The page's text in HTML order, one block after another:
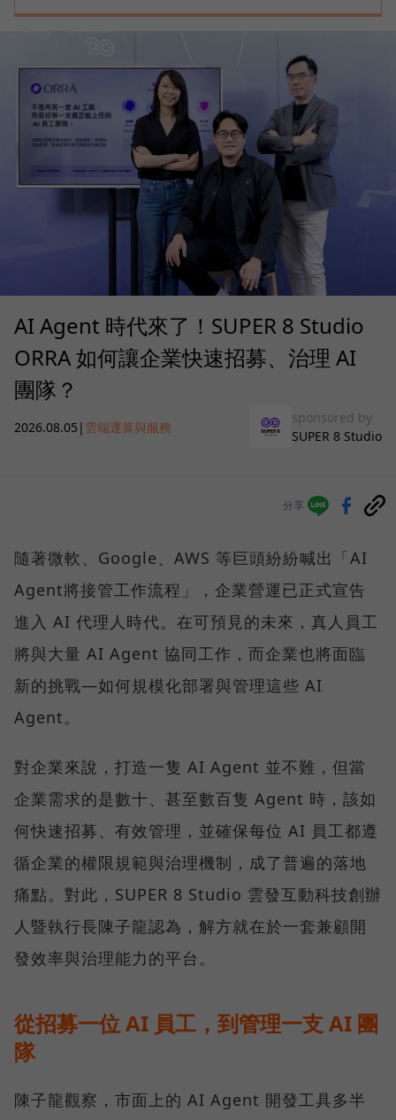
AI Agent 時代來了！SUPER 8 Studio
ORRA 如何讓企業快速招募、治理 AI
團隊？
2026.08.05 | 雲端運算與服務
sponsored by
SUPER 8 Studio
分享
隨著微軟、Google、AWS 等巨頭紛紛喊出「AI
Agent將接管工作流程」，企業營運已正式宣告
進入 AI 代理人時代。在可預見的未來，真人員工
將與大量 AI Agent 協同工作，而企業也將面臨
新的挑戰—如何規模化部署與管理這些 AI
Agent。
對企業來說，打造一隻 AI Agent 並不難，但當
企業需求的是數十、甚至數百隻 Agent 時，該如
何快速招募、有效管理，並確保每位 AI 員工都遵
循企業的權限規範與治理機制，成了普遍的落地
痛點。對此，SUPER 8 Studio 雲發互動科技創辦
人暨執行長陳子龍認為，解方就在於一套兼顧開
發效率與治理能力的平台。
從招募一位 AI 員工，到管理一支 AI 團
隊
陳子龍觀察，市面上的 AI Agent 開發工具多半